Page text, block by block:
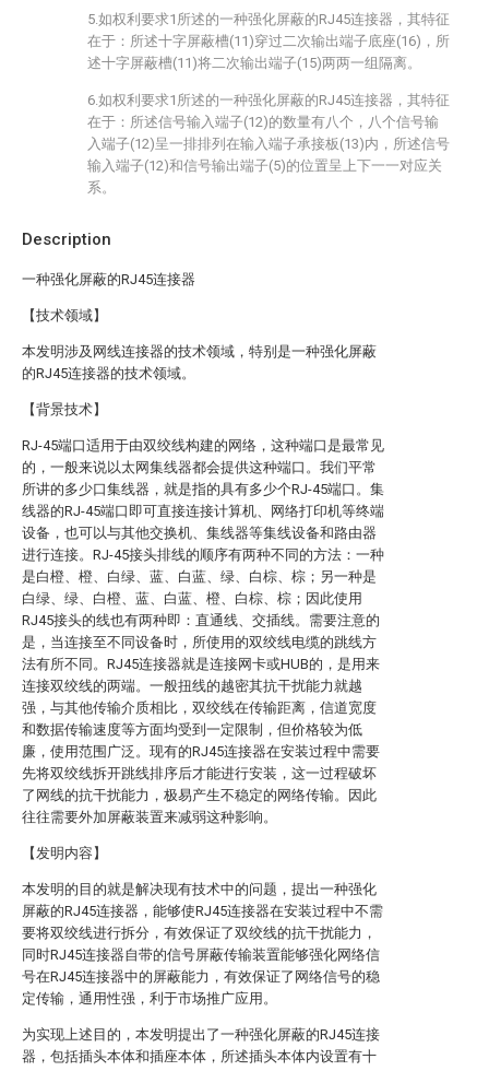
Description
一种强化屏蔽的RJ45连接器
【技术领域】
本发明涉及网线连接器的技术领域，特别是一种强化屏蔽
的RJ45连接器的技术领域。
【背景技术】
RJ-45端口适用于由双绞线构建的网络，这种端口是最常见
的，一般来说以太网集线器都会提供这种端口。我们平常
所讲的多少口集线器，就是指的具有多少个RJ-45端口。集
线器的RJ-45端口即可直接连接计算机、网络打印机等终端
设备，也可以与其他交换机、集线器等集线设备和路由器
进行连接。RJ-45接头排线的顺序有两种不同的方法：一种
是白橙、橙、白绿、蓝、白蓝、绿、白棕、棕；另一种是
白绿、绿、白橙、蓝、白蓝、橙、白棕、棕；因此使用
RJ45接头的线也有两种即：直通线、交插线。需要注意的
是，当连接至不同设备时，所使用的双绞线电缆的跳线方
法有所不同。RJ45连接器就是连接网卡或HUB的，是用来
连接双绞线的两端。一般扭线的越密其抗干扰能力就越
强，与其他传输介质相比，双绞线在传输距离，信道宽度
和数据传输速度等方面均受到一定限制，但价格较为低
廉，使用范围广泛。现有的RJ45连接器在安装过程中需要
先将双绞线拆开跳线排序后才能进行安装，这一过程破坏
了网线的抗干扰能力，极易产生不稳定的网络传输。因此
往往需要外加屏蔽装置来减弱这种影响。
【发明内容】
本发明的目的就是解决现有技术中的问题，提出一种强化
屏蔽的RJ45连接器，能够使RJ45连接器在安装过程中不需
要将双绞线进行拆分，有效保证了双绞线的抗干扰能力，
同时RJ45连接器自带的信号屏蔽传输装置能够强化网络信
号在RJ45连接器中的屏蔽能力，有效保证了网络信号的稳
定传输，通用性强，利于市场推广应用。
为实现上述目的，本发明提出了一种强化屏蔽的RJ45连接
器，包括插头本体和插座本体，所述插头本体内设置有十
5.如权利要求1所述的一种强化屏蔽的RJ45连接器，其特征
在于：所述十字屏蔽槽(11)穿过二次输出端子底座(16)，所
述十字屏蔽槽(11)将二次输出端子(15)两两一组隔离。
6.如权利要求1所述的一种强化屏蔽的RJ45连接器，其特征
在于：所述信号输入端子(12)的数量有八个，八个信号输
入端子(12)呈一排排列在输入端子承接板(13)内，所述信号
输入端子(12)和信号输出端子(5)的位置呈上下一一对应关
系。